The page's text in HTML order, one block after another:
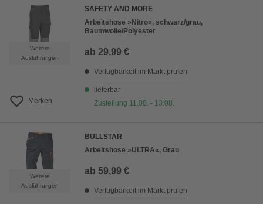
Weitere
Ausführungen
Merken
SAFETY AND MORE
Arbeitshose »Nitro«, schwarz/grau,
Baumwolle/Polyester
ab 29,99 €
Verfügbarkeit im Markt prüfen
lieferbar
Zustellung 11.08. - 13.08.
Weitere
Ausführungen
BULLSTAR
Arbeitshose »ULTRA«, Grau
ab 59,99 €
Verfügbarkeit im Markt prüfen